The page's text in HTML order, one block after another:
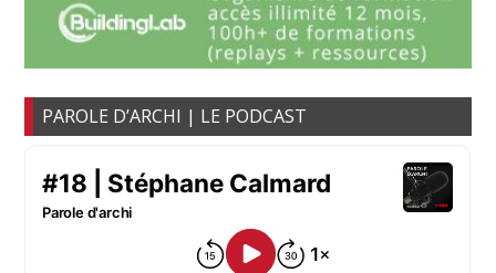
PAROLE D’ARCHI | LE PODCAST